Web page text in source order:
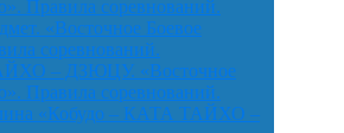
Правила соревнований.
«Восточное Боевое
соревнований.
– ДЗЮЦУ. «Восточное
Правила соревнований.
«Кобудо – КАТА ТАЙХО –